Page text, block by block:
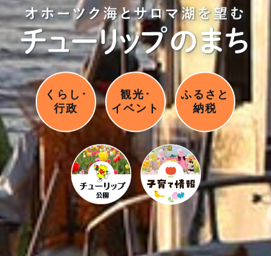
くらし･
行政
観光･
イベント
ふるさと
納税